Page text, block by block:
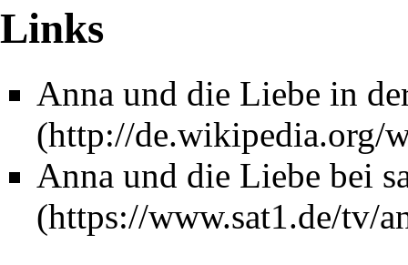
Links
Anna und die Liebe in
Anna und die Liebe bei